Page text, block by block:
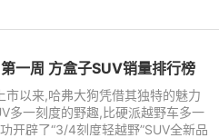
一周 方盒子SUV销量排行榜
市以来,哈弗大狗凭借其独特的魅力
多一刻度的野趣,比硬派越野车多一
开辟了“3/4刻度轻越野”SUV全新品